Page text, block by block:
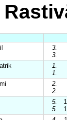
3.
3.
1.
1.
2.
2.
5.
5.